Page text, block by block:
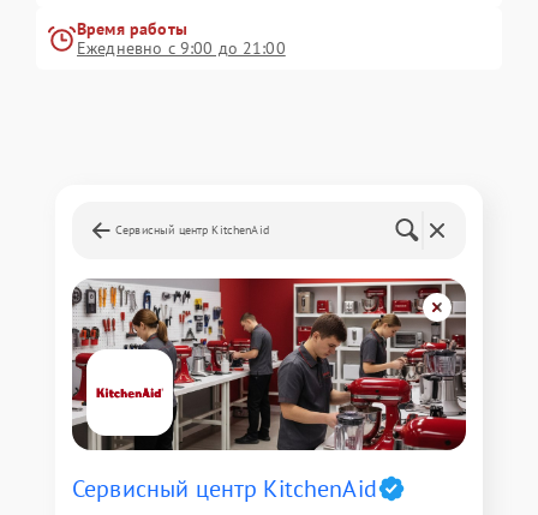
Время работы
Ежедневно с 9:00 до 21:00
Сервисный центр KitchenAid
Сервисный центр KitchenAid